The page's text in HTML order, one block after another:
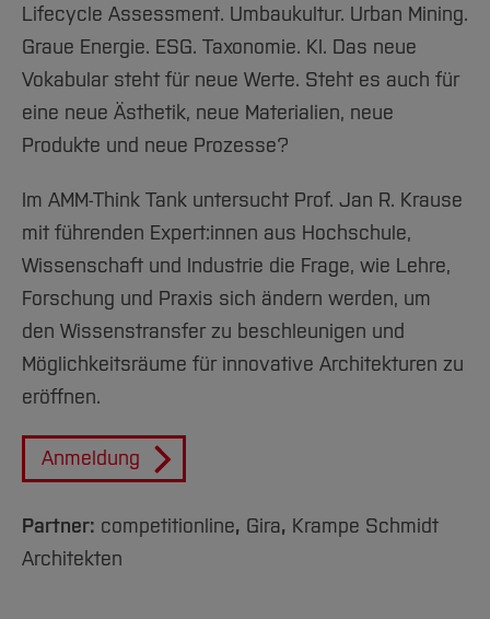
Arbeiten im FB G
Forschung und Projekte
International
Team
Service
Studiengänge
Studieninteressierte
Aktuelles
Studium
Fachgruppen
Forschung und Entwicklung
Team
Service
Amtliche Bekanntmachungen
Notfall-Infos
BO Shop
Familiengerechte Hochschule
Gleichstellung
Diskriminierungsfreie Hochschule
Vertretungen
Hochschulbibliothek
Hochschulkommunikation
International Office
Medienzentrum
Zentrale Studienberatung
Lifecycle Assessment. Umbaukultur. Urban Mining.
Graue Energie. ESG. Taxonomie. KI. Das neue
Vokabular steht für neue Werte. Steht es auch für
eine neue Ästhetik, neue Materialien, neue
Produkte und neue Prozesse?
Im AMM-Think Tank untersucht Prof. Jan R. Krause
mit führenden Expert:innen aus Hochschule,
Wissenschaft und Industrie die Frage, wie Lehre,
Forschung und Praxis sich ändern werden, um
den Wissenstransfer zu beschleunigen und
Möglichkeitsräume für innovative Architekturen zu
eröffnen.
Anmeldung
Partner: competitionline, Gira, Krampe Schmidt
Architekten